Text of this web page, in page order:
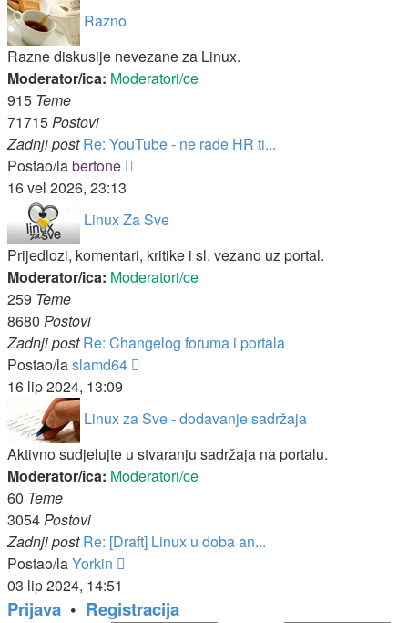
Razno
Razne diskusije nevezane za Linux.
Moderator/ica: Moderatori/ce
915 Teme
71715Postovi
Zadnji post Re: YouTube - ne rade HR ti...
Postao/labertone
16 vel 2026, 23:13
Linux Za Sve
Prijedlozi, komentari, kritike i sl. vezano uz portal.
Moderator/ica: Moderatori/ce
259 Teme
8680 Postovi
Zadnji post Re: Changelog foruma i portala
Postao/laslamd64
16 lip 2024, 13:09
Linux za Sve - dodavanje sadržaja
Aktivno sudjelujte u stvaranju sadržaja na portalu.
Moderator/ica: Moderatori/ce
60 Teme
3054Postovi
Zadnji post Re: [Draft] Linux u doba an...
Postao/laYorkin
03 lip 2024, 14:51
Prijava • Registracija